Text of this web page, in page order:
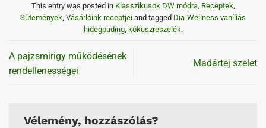
This entry was posted in Klasszikusok DW módra, Receptek
Sütemények Vásárlóink receptjei and tagged Dia-Wellness vaníliás
hidegpuding, kókuszreszelék.
A pajzsmirigy működésének
rendellenességei
Madártej szelet
Vélemény, hozzászólás?